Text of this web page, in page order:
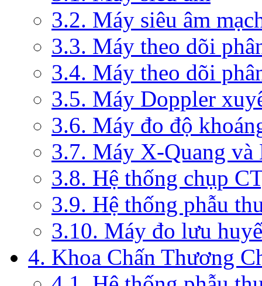
3.2. Máy siêu âm
3.3. Máy theo dõi
3.4. Máy theo dõi
3.5. Máy Doppler
3.6. Máy đo độ
3.7. Máy X-Quang
3.8. Hệ thống chụp
3.9. Hệ thống phẫu
3.10. Máy đo lưu
4. Khoa Chấn Thương